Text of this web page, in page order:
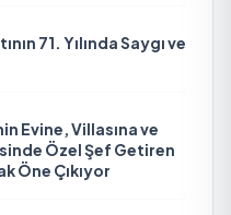
71. Yılında Saygı ve
Evine, Villasına ve
Özel Şef Getiren
Öne Çıkıyor